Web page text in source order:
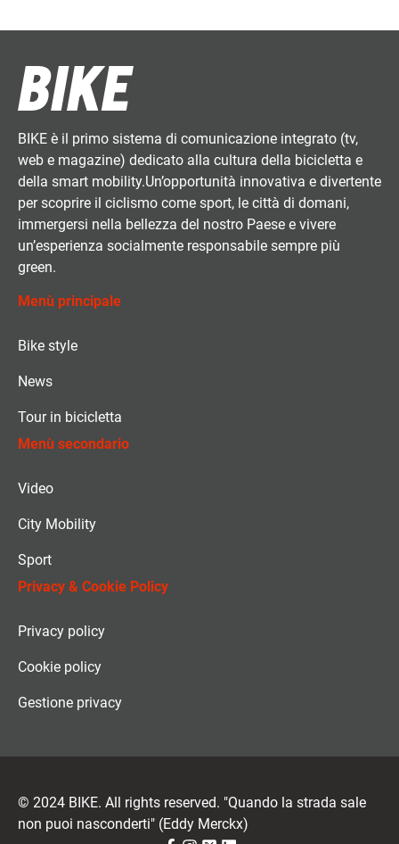
BIKE è il primo sistema di comunicazione integrato (tv,
web e magazine) dedicato alla cultura della bicicletta e
della smart mobility.Un’opportunità innovativa e divertente
per scoprire il ciclismo come sport, le città di domani,
immergersi nella bellezza del nostro Paese e vivere
un’esperienza socialmente responsabile sempre più
green.
Menù principale
Bike style
News
Tour in bicicletta
Menù secondario
Video
City Mobility
Sport
Privacy & Cookie Policy
Privacy policy
Cookie policy
Gestione privacy
© 2024 BIKE. All rights reserved. "Quando la strada sale
non puoi nasconderti" (Eddy Merckx)